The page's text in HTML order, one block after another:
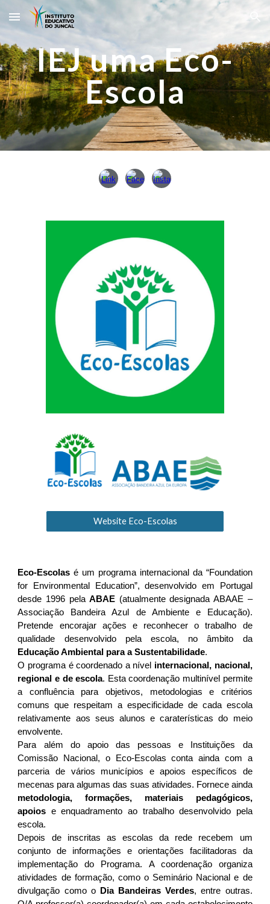
Skip to main content Skip to navigation
IEJ uma Eco-
Escola
Website Eco-Escolas
Eco-Escolas é um programa internacional da “Foundation
for Environmental Education”, desenvolvido em Portugal
desde 1996 pelaABAE (atualmente designada ABAAE –
Associação Bandeira Azul de Ambiente e Educação).
Pretende encorajar ações e reconhecer o trabalho de
qualidade desenvolvido pela escola, no âmbito da
Educação Ambiental para a Sustentabilidade.
O programa é coordenado a nível internacional, nacional,
regional e de escola. Esta coordenação multinível permite
a confluência para objetivos, metodologias e critérios
comuns que respeitam a especificidade de cada escola
relativamente aos seus alunos e caraterísticas do meio
envolvente.
Para além do apoio das pessoas e Instituições da
Comissão Nacional, o Eco-Escolas conta ainda com a
parceria de vários municípios e apoios específicos de
mecenas para algumas das suas atividades. Fornece ainda
metodologia, formações, materiais pedagógicos,
apoios e enquadramento ao trabalho desenvolvido pela
escola.
Depois de inscritas as escolas da rede recebem um
conjunto de informações e orientações facilitadoras da
implementação do Programa. A coordenação organiza
atividades de formação, como o Seminário Nacional e de
divulgação como o Dia Bandeiras Verdes, entre outras.